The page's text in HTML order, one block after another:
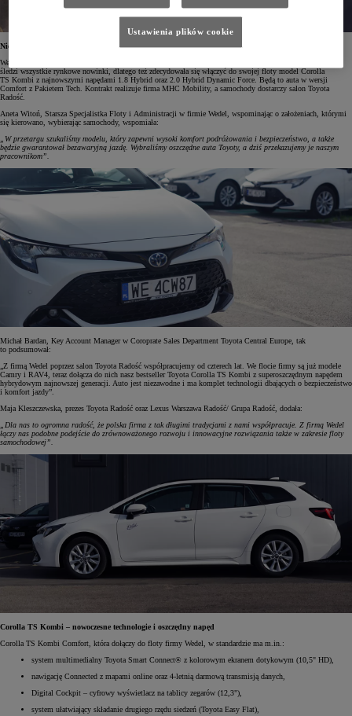
Niezawodna Corolla
Wedel od ponad 170 lat specjalizuje się w produkcji czekolady i wyrobów czekoladowych. Firma z uwagą
śledzi wszystkie rynkowe nowinki, dlatego też zdecydowała się włączyć do swojej floty model Corolla
TS Kombi z najnowszymi napędami 1.8 Hybrid oraz 2.0 Hybrid Dynamic Force. Będą to auta w wersji
Comfort z Pakietem Tech. Kontrakt realizuje firma MHC Mobility, a samochody dostarczy salon Toyota
Radość.
Aneta Witoń, Starsza Specjalistka Floty i Administracji w firmie Wedel, wspominając o założeniach, którymi
się kierowano, wybierając samochody, wspomiała:
„W przetargu szukaliśmy modelu, który zapewni wysoki komfort podróżowania i bezpieczeństwo, a także
będzie gwarantował bezawaryjną jazdę. Wybraliśmy oszczędne auta Toyoty, a dziś przekazujemy je naszym
pracownikom”.
Michał Bardan, Key Account Manager w Coroprate Sales Department Toyota Central Europe, tak
to podsumował:
„Z firmą Wedel poprzez salon Toyota Radość współpracujemy od czterech lat. We flocie firmy są już modele
Camry i RAV4, teraz dołącza do nich nasz bestseller Toyota Corolla TS Kombi z superoszczędnym napędem
hybrydowym najnowszej generacji. Auto jest niezawodne i ma komplet technologii dbających o bezpieczeństwo
i komfort jazdy”.
Maja Kleszczewska, prezes Toyota Radość oraz Lexus Warszawa Radość/ Grupa Radość, dodała:
„Dla nas to ogromna radość, że polska firma z tak długimi tradycjami z nami współpracuje. Z firmą Wedel
łączy nas podobne podejście do zrównoważonego rozwoju i innowacyjne rozwiązania także w zakresie floty
samochodowej”.
Corolla TS Kombi – nowoczesne technologie i oszczędny napęd
Corolla TS Kombi Comfort, która dołączy do floty firmy Wedel, w standardzie ma m.in.:
system multimedialny Toyota Smart Connect® z kolorowym ekranem dotykowym (10,5" HD),
nawigację Connected z mapami online oraz 4-letnią darmową transmisją danych,
Digital Cockpit – cyfrowy wyświetlacz na tablicy zegarów (12,3"),
system ułatwiający składanie drugiego rzędu siedzeń (Toyota Easy Flat),
Ustawienia plików cookie